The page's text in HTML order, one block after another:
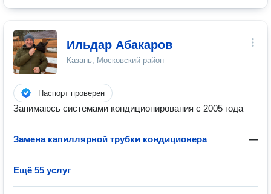
Ильдар Абакаров
Казань, Московский район
Паспорт проверен
Занимаюсь системами кондиционирования с 2005 года
Замена капиллярной трубки кондиционера —
Ещё 55 услуг